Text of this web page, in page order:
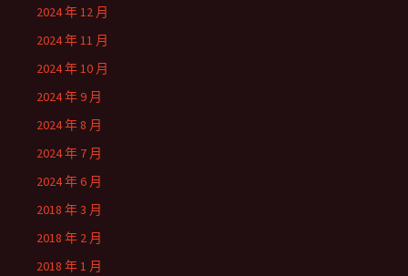
2024 年 12 月
2024 年 11 月
2024 年 10 月
2024 年 9 月
2024 年 8 月
2024 年 7 月
2024 年 6 月
2018 年 3 月
2018 年 2 月
2018 年 1 月